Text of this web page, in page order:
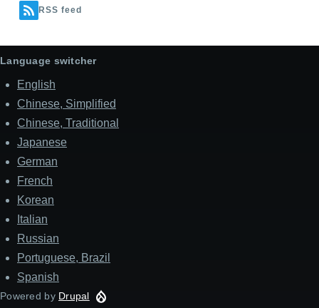
RSS feed
Language switcher
English
Chinese, Simplified
Chinese, Traditional
Japanese
German
French
Korean
Italian
Russian
Portuguese, Brazil
Spanish
Powered by Drupal